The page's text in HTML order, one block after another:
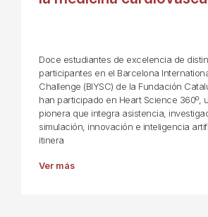
Doce estudiantes de excelencia de
participantes en el Barcelona
Challenge (BIYSC) de la Fundación
han participado en Heart Science 360º,
pionera que integra asistencia,
simulación, innovación e inteligencia
itinera
Ver más